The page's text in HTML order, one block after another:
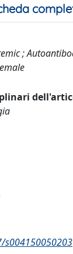
;
s004150050203